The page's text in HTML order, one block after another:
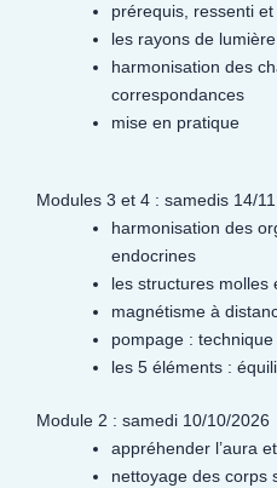
prérequis, ressenti
les rayons de lumière
harmonisation des
correspondances
mise en pratique
Modules 3 et 4 : samedis 14/
harmonisation des
endocrines
les structures molles
magnétisme à
pompage :
les 5 éléments :
Module 2 : samedi 10/10/2026
appréhender l’aura
nettoyage des corps